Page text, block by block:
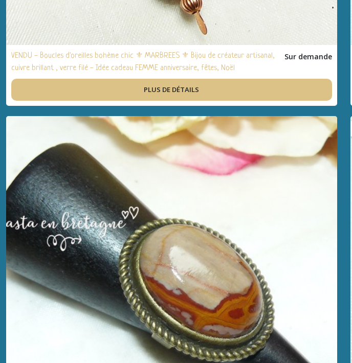
VENDU - Boucles d'oreilles bohème chic ⚜ MARBREES ⚜ Bijou de créateur artisanal,
cuivre brillant , verre filé - Idée cadeau FEMME anniversaire, fêtes, Noël
Sur demande
PLUS DE DÉTAILS